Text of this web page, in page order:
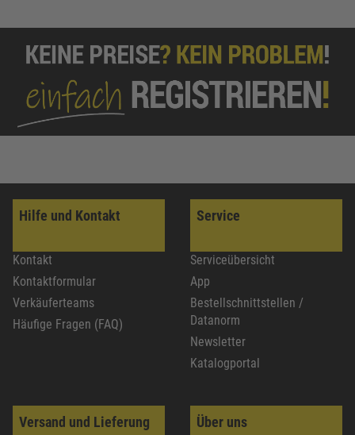
Hilfe und Kontakt
Kontakt
Kontaktformular
Verkäuferteams
Häufige Fragen (FAQ)
Service
Serviceübersicht
App
Bestellschnittstellen /
Datanorm
Newsletter
Katalogportal
Versand und Lieferung Über uns